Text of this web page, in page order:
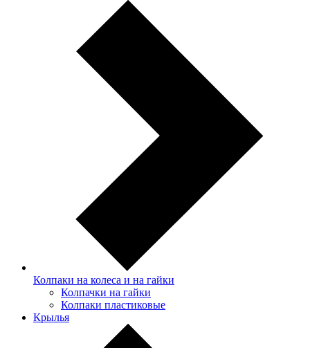
Колпаки на колеса и на гайки
Колпачки на гайки
Колпаки пластиковые
Крылья